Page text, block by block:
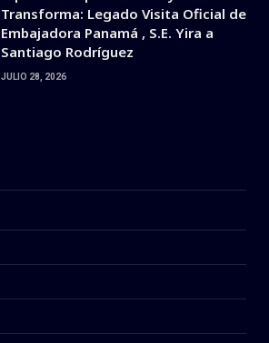
Transforma: Legado Visita Oficial de
Embajadora Panamá , S.E. Yira a
Santiago Rodríguez
JULIO 28, 2026